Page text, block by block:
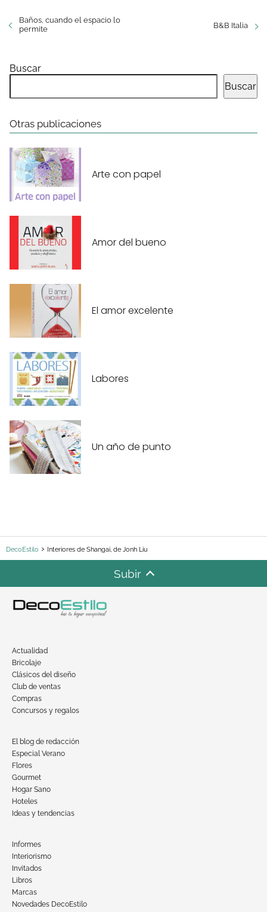
Baños, cuando el espacio lo
permite
B&B Italia
Buscar
Buscar
Otras publicaciones
Arte con papel
Amor del bueno
El amor excelente
Labores
Un año de punto
DecoEstilo Interiores de Shangai, de Jonh Liu
Subir
Actualidad
Bricolaje
Clásicos del diseño
Club de ventas
Compras
Concursos y regalos
El blog de redacción
Especial Verano
Flores
Gourmet
Hogar Sano
Hoteles
Ideas y tendencias
Informes
Interiorismo
Invitados
Libros
Marcas
Novedades DecoEstilo